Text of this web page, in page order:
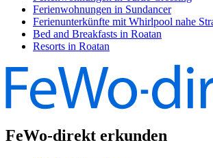
Ferienwohnungen in Sundancer
Ferienunterkünfte mit Whirlpool nahe
Bed and Breakfasts in Roatan
Resorts in Roatan
FeWo-direkt erkunden